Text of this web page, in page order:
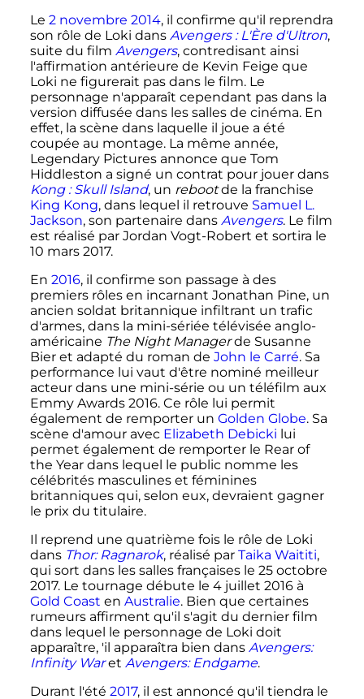
Le 2 novembre 2014, il confirme qu'il reprendra
son rôle de Loki dans Avengers : L'Ère d'Ultron,
suite du film Avengers, contredisant ainsi
l'affirmation antérieure de Kevin Feige que
Loki ne figurerait pas dans le film. Le
personnage n'apparaît cependant pas dans la
version diffusée dans les salles de cinéma. En
effet, la scène dans laquelle il joue a été
coupée au montage. La même année,
Legendary Pictures annonce que Tom
Hiddleston a signé un contrat pour jouer dans
Kong : Skull Island, un rebootde la franchise
King Kong, dans lequel il retrouve Samuel L.
Jackson, son partenaire dans Avengers. Le film
est réalisé par Jordan Vogt-Robert et sortira le
10 mars 2017.
En 2016, il confirme son passage à des
premiers rôles en incarnant Jonathan Pine, un
ancien soldat britannique infiltrant un trafic
d'armes, dans la mini-sériée télévisée anglo-
américaine The Night Managerde Susanne
Bier et adapté du roman de John le Carré. Sa
performance lui vaut d'être nominé meilleur
acteur dans une mini-série ou un téléfilm aux
Emmy Awards 2016. Ce rôle lui permit
également de remporter un Golden Globe. Sa
scène d'amour avec Elizabeth Debicki lui
permet également de remporter le Rear of
the Year dans lequel le public nomme les
célébrités masculines et féminines
britanniques qui, selon eux, devraient gagner
le prix du titulaire.
Il reprend une quatrième fois le rôle de Loki
dans Thor: Ragnarok, réalisé par Taika Waititi,
qui sort dans les salles françaises le 25 octobre
2017. Le tournage débute le 4 juillet 2016à
Gold Coast en Australie. Bien que certaines
rumeurs affirment qu'il s'agit du dernier film
dans lequel le personnage de Loki doit
apparaître, 'il apparaîtra bien dans Avengers:
Infinity Waret Avengers: Endgame.
Durant l'été 2017, il est annoncé qu'il tiendra le